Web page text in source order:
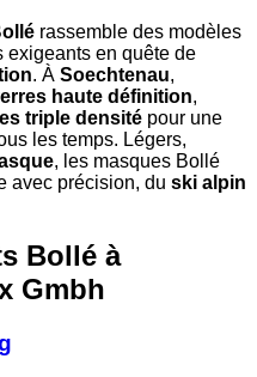
rassemble des modèles
exigeants en quête de
. À Soechtenau,
haute définition,
triple densité pour une
les temps. Légers,
, les masques Bollé
avec précision, du ski alpin
Bollé à
Gmbh